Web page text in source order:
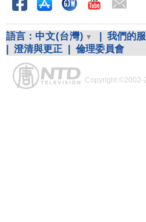
語言： 中文(台灣) 我們的
澄清與更正 倫理委員會
Copyright ©2002-